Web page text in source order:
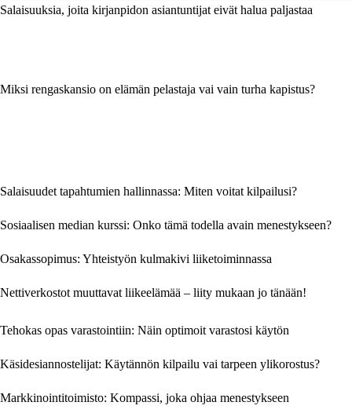
Salaisuuksia, joita kirjanpidon asiantuntijat eivät halua paljastaa
Miksi rengaskansio on elämän pelastaja vai vain turha kapistus?
Salaisuudet tapahtumien hallinnassa: Miten voitat kilpailusi?
Sosiaalisen median kurssi: Onko tämä todella avain menestykseen?
Osakassopimus: Yhteistyön kulmakivi liiketoiminnassa
Nettiverkostot muuttavat liikeelämää – liity mukaan jo tänään!
Tehokas opas varastointiin: Näin optimoit varastosi käytön
Käsidesiannostelijat: Käytännön kilpailu vai tarpeen ylikorostus?
Markkinointitoimisto: Kompassi, joka ohjaa menestykseen